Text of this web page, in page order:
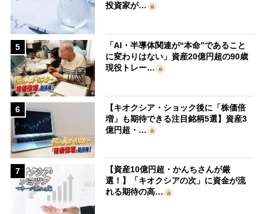
投資家が…
5
「AI・半導体関連が“本命”であること
に変わりはない」資産20億円超の90歳
現役トレー…
6
【キオクシア・ショック後に「株価倍
増」も期待できる注目銘柄5選】資産3
億円超・…
7
【資産10億円超・かんちさんが厳
選！】「キオクシアの次」に資金が流
れる期待の高…